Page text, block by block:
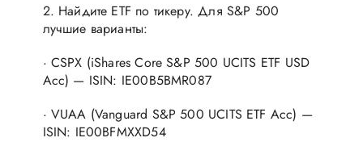
2. Найдите ETF по тикеру. Для S&P 500
лучшие варианты:
· CSPX (iShares Core S&P 500 UCITS ETF USD
Acc) — ISIN: IE00B5BMR087
· VUAA (Vanguard S&P 500 UCITS ETF Acc) —
ISIN: IE00BFMXXD54